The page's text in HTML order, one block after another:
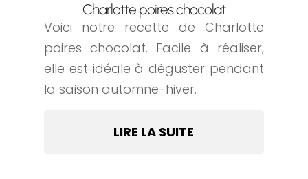
Charlotte poires chocolat
Voici notre recette de Charlotte
poires chocolat. Facile à réaliser,
elle est idéale à déguster pendant
la saison automne-hiver.
LIRE LA SUITE